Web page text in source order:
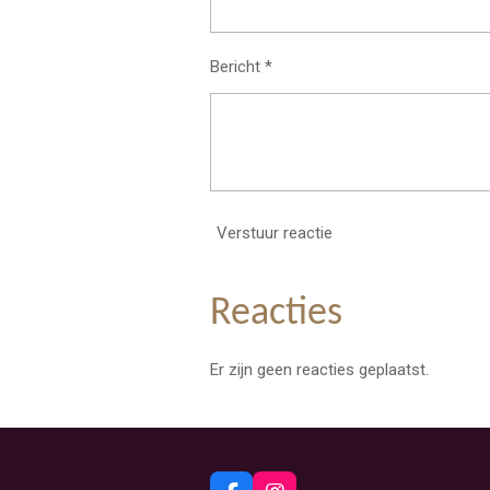
Bericht *
Verstuur reactie
Reacties
Er zijn geen reacties geplaatst.